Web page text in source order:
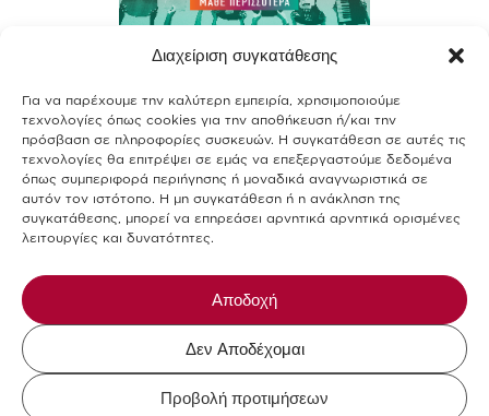
Διαχείριση συγκατάθεσης
Για να παρέχουμε την καλύτερη εμπειρία, χρησιμοποιούμε
τεχνολογίες όπως cookies για την αποθήκευση ή/και την
πρόσβαση σε πληροφορίες συσκευών. Η συγκατάθεση σε αυτές τις
τεχνολογίες θα επιτρέψει σε εμάς να επεξεργαστούμε δεδομένα
όπως συμπεριφορά περιήγησης ή μοναδικά αναγνωριστικά σε
αυτόν τον ιστότοπο. Η μη συγκατάθεση ή η ανάκληση της
συγκατάθεσης, μπορεί να επηρεάσει αρνητικά αρνητικά ορισμένες
λειτουργίες και δυνατότητες.
Αποδοχή
Δεν Αποδέχομαι
Προβολή προτιμήσεων
Join our team
Terms of use
Privacy Policy
Cookies Policy
Allergens-Food Safety